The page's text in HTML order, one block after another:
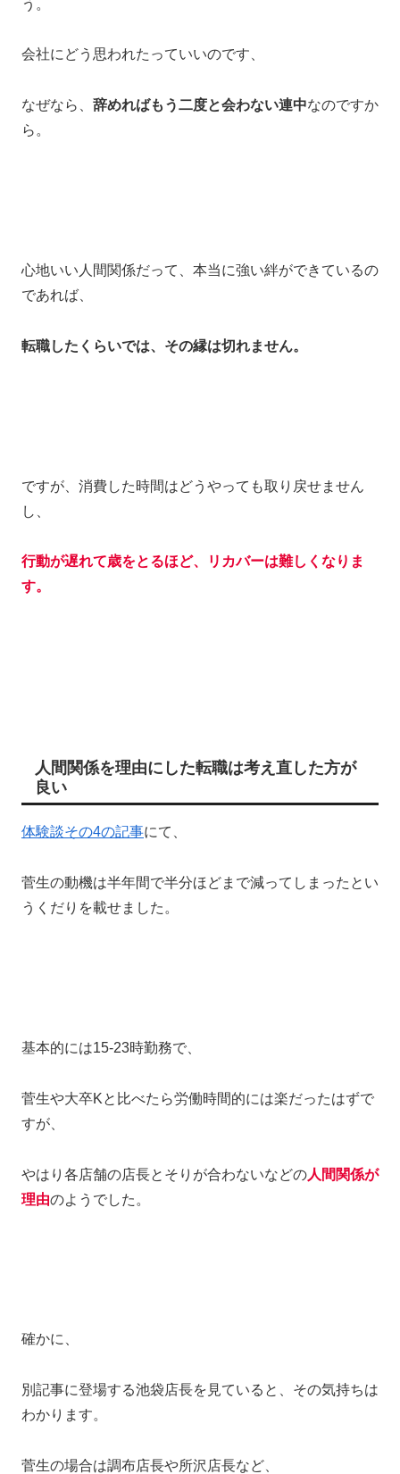
う。
会社にどう思われたっていいのです、
なぜなら、 辞めればもう二度と会わない連中なのですか
ら。
心地いい人間関係だって、本当に強い絆ができているの
であれば、
転職したくらいでは、その縁は切れません。
ですが、消費した時間はどうやっても取り戻せません
し、
行動が遅れて歳をとるほど、リカバーは難しくなりま
す。
人間関係を理由にした転職は考え直した方が
良い
体験談その4の記事にて、
菅生の動機は半年間で半分ほどまで減ってしまったとい
うくだりを載せました。
基本的には15-23時勤務で、
菅生や大卒Kと比べたら労働時間的には楽だったはずで
すが、
やはり各店舗の店長とそりが合わないなどの人間関係が
理由のようでした。
確かに、
別記事に登場する池袋店長を見ていると、その気持ちは
わかります。
菅生の場合は調布店長や所沢店長など、